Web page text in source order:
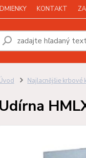
KONTAKT
Najlacnějšie krbové
Udírna